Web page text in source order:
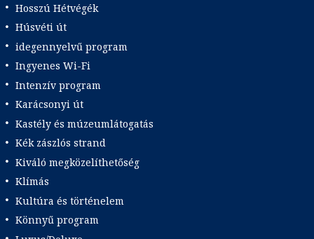
Hosszú Hétvégék
Húsvéti út
idegennyelvű program
Ingyenes Wi-Fi
Intenzív program
Karácsonyi út
Kastély és múzeumlátogatás
Kék zászlós strand
Kiváló megközelíthetőség
Klímás
Kultúra és történelem
Könnyű program